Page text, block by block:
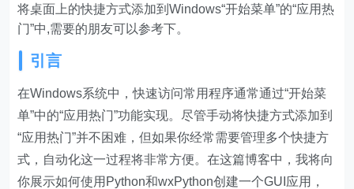
将桌面上的快捷方式添加到Windows“开始菜单”的“应用热
门”中,需要的朋友可以参考下。
引言
在Windows系统中，快速访问常用程序通常通过“开始菜
单”中的“应用热门”功能实现。尽管手动将快捷方式添加到
“应用热门”并不困难，但如果你经常需要管理多个快捷方
式，自动化这一过程将非常方便。在这篇博客中，我将向
你展示如何使用Python和wxPython创建一个GUI应用，